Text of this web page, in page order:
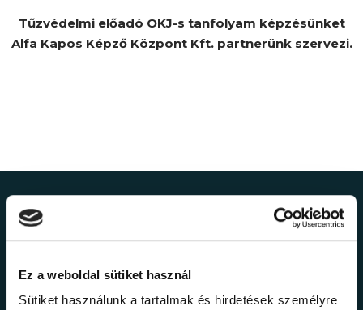
Ez a weboldal sütiket használ
Sütiket használunk a tartalmak és hirdetések személyre
Tűzvédelmi előadó OKJ-s tanfolyam képzésünket
Alfa Kapos Képző Központ Kft. partnerünk szervezi.
Ne maradj le a
legfrissebb
információkról!